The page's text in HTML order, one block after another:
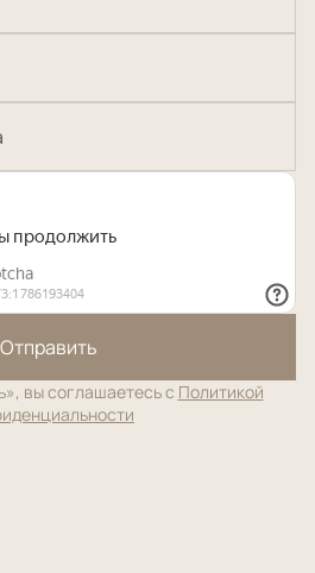
Отправить
вы соглашаетесь с Политикой